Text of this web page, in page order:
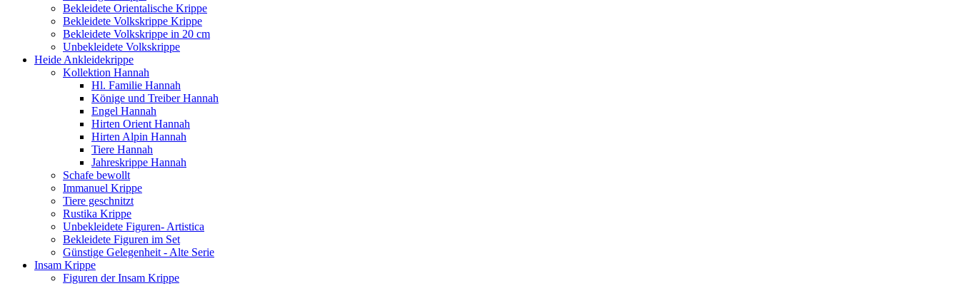
Bekleidete Orientalische Krippe
Bekleidete Volkskrippe Krippe
Bekleidete Volkskrippe in 20 cm
Unbekleidete Volkskrippe
Heide Ankleidekrippe
Kollektion Hannah
Hl. Familie Hannah
Könige und Treiber Hannah
Engel Hannah
Hirten Orient Hannah
Hirten Alpin Hannah
Tiere Hannah
Jahreskrippe Hannah
Schafe bewollt
Immanuel Krippe
Tiere geschnitzt
Rustika Krippe
Unbekleidete Figuren- Artistica
Bekleidete Figuren im Set
Günstige Gelegenheit - Alte Serie
Insam Krippe
Figuren der Insam Krippe